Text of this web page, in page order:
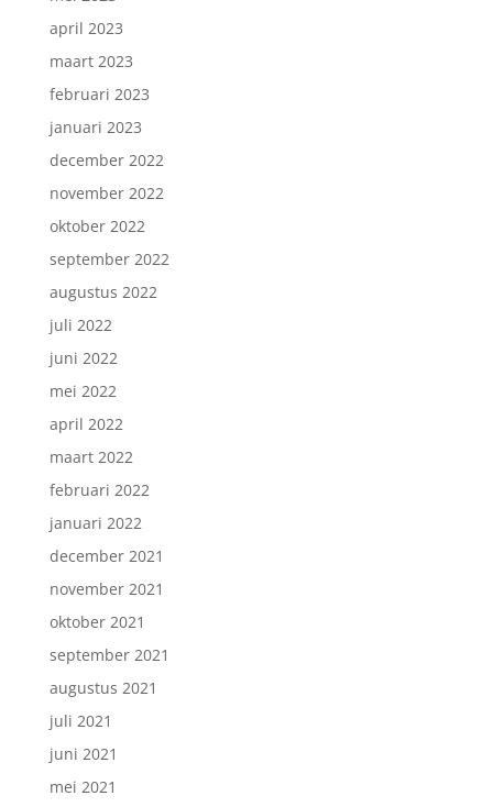
april 2023
maart 2023
februari 2023
januari 2023
december 2022
november 2022
oktober 2022
september 2022
augustus 2022
juli 2022
juni 2022
mei 2022
april 2022
maart 2022
februari 2022
januari 2022
december 2021
november 2021
oktober 2021
september 2021
augustus 2021
juli 2021
juni 2021
mei 2021